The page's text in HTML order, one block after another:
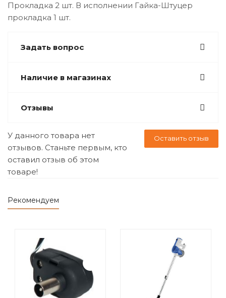
Прокладка 2 шт. В исполнении Гайка-Штуцер
прокладка 1 шт.
Задать вопрос
Наличие в магазинах
Отзывы
Оставить отзыв
У данного товара нет
отзывов. Станьте первым, кто
оставил отзыв об этом
товаре!
Рекомендуем